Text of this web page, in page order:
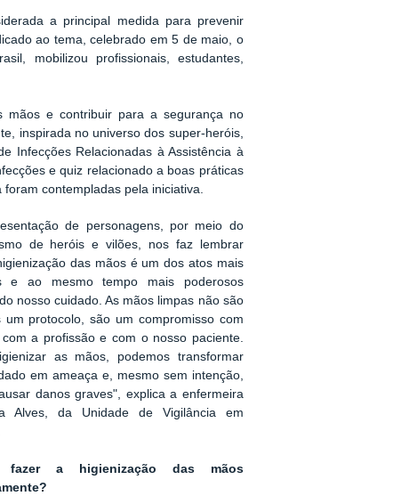
a principal medida para prevenir
ao tema, celebrado em 5 de maio, o
mobilizou profissionais, estudantes,
mãos e contribuir para a segurança no
inspirada no universo dos super-heróis,
Infecções Relacionadas à Assistência à
e quiz relacionado a boas práticas
contempladas pela iniciativa.
de personagens, por meio do
de heróis e vilões, nos faz lembrar
das mãos é um dos atos mais
e ao mesmo tempo mais poderosos
nosso cuidado. As mãos limpas não são
um protocolo, são um compromisso com
a profissão e com o nosso paciente.
as mãos, podemos transformar
em ameaça e, mesmo sem intenção,
danos graves", explica a enfermeira
Alves, da Unidade de Vigilância em
fazer a higienização das mãos